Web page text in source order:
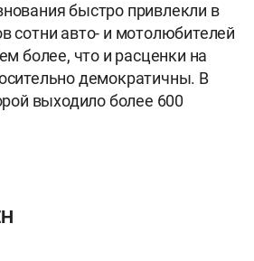
быстро привлекли в
сотни авто- и мотолюбителей
более, что и расценки на
демократичны. В
выходило более 600